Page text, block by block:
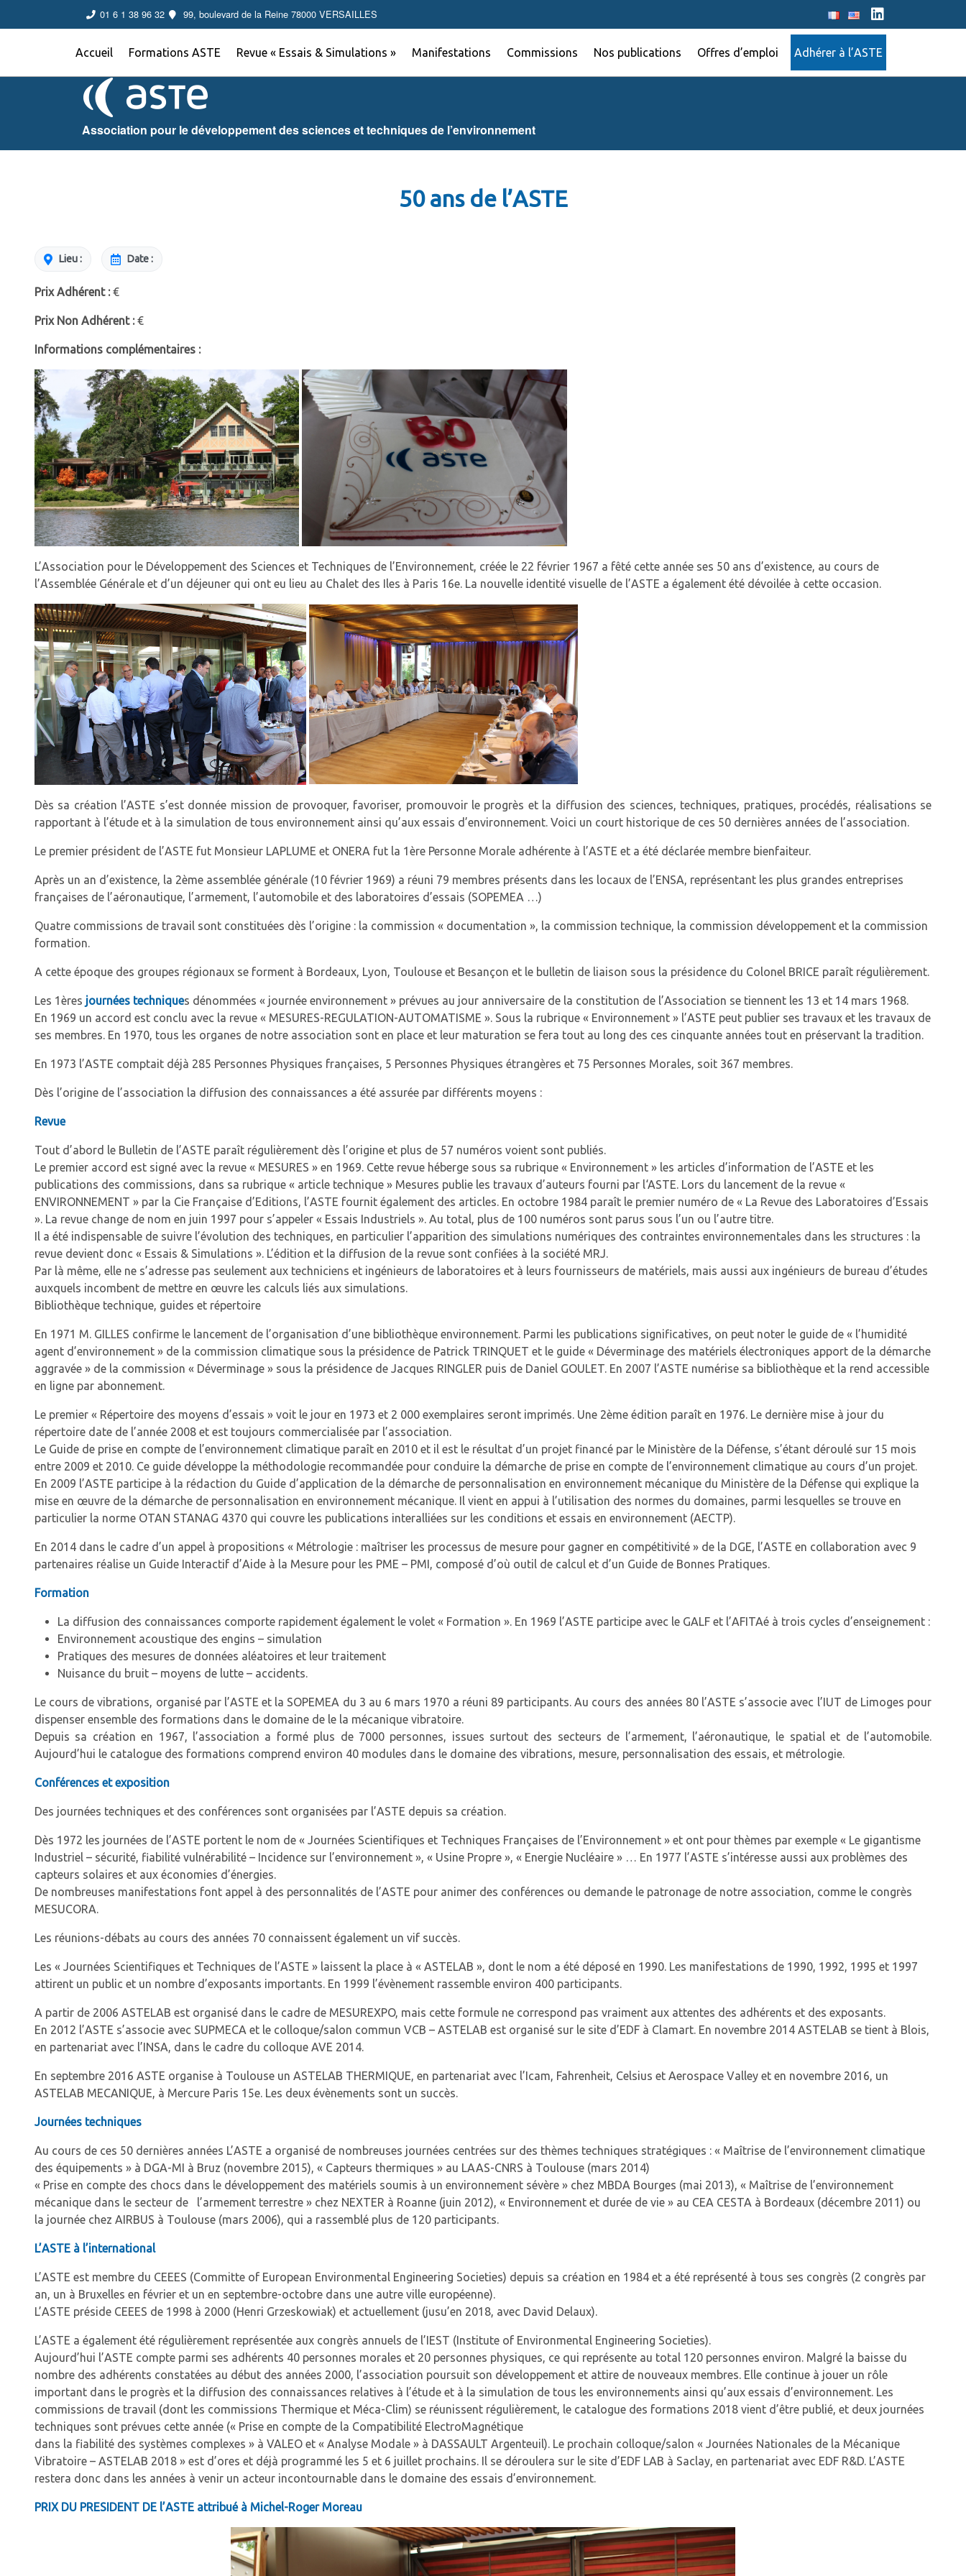
01 6 1 38 96 32 99, boulevard de la Reine 78000 VERSAILLES
Accueil Formations ASTE Revue « Essais & Simulations » Manifestations Commissions Nos publications Offres d’emploi Adhérer à l’ASTE
Association pour le développement des sciences et techniques de l’environnement
50 ans de l’ASTE
Lieu : Date :
Prix Adhérent :€
Prix Non Adhérent :€
Informations complémentaires :
L’Association pour le Développement des Sciences et Techniques de l’Environnement, créée le 22 février 1967 a fêté cette année ses 50 ans d’existence, au cours de
l’Assemblée Générale et d’un déjeuner qui ont eu lieu au Chalet des Iles à Paris 16e. La nouvelle identité visuelle de l’ASTE a également été dévoilée à cette occasion.
Dès sa création l’ASTE s’est donnée mission de provoquer, favoriser, promouvoir le progrès et la diffusion des sciences, techniques, pratiques, procédés, réalisations se
rapportant à l’étude et à la simulation de tous environnement ainsi qu’aux essais d’environnement. Voici un court historique de ces 50 dernières années de l’association.
Le premier président de l’ASTE fut Monsieur LAPLUME et ONERA fut la 1ère Personne Morale adhérente à l’ASTE et a été déclarée membre bienfaiteur.
Après un an d’existence, la 2ème assemblée générale (10 février 1969) a réuni 79 membres présents dans les locaux de l’ENSA, représentant les plus grandes entreprises
françaises de l’aéronautique, l’armement, l’automobile et des laboratoires d’essais (SOPEMEA …)
Quatre commissions de travail sont constituées dès l’origine : la commission « documentation », la commission technique, la commission développement et la commission
formation.
A cette époque des groupes régionaux se forment à Bordeaux, Lyon, Toulouse et Besançon et le bulletin de liaison sous la présidence du Colonel BRICE paraît régulièrement.
Les 1ères journées techniques dénommées « journée environnement » prévues au jour anniversaire de la constitution de l’Association se tiennent les 13 et 14 mars 1968.
En 1969 un accord est conclu avec la revue « MESURES-REGULATION-AUTOMATISME ». Sous la rubrique « Environnement » l’ASTE peut publier ses travaux et les travaux de
ses membres. En 1970, tous les organes de notre association sont en place et leur maturation se fera tout au long des ces cinquante années tout en préservant la tradition.
En 1973 l’ASTE comptait déjà 285 Personnes Physiques françaises, 5 Personnes Physiques étrangères et 75 Personnes Morales, soit 367 membres.
Dès l’origine de l’association la diffusion des connaissances a été assurée par différents moyens :
Revue
Tout d’abord le Bulletin de l’ASTE paraît régulièrement dès l’origine et plus de 57 numéros voient sont publiés.
Le premier accord est signé avec la revue « MESURES » en 1969. Cette revue héberge sous sa rubrique « Environnement » les articles d’information de l’ASTE et les
publications des commissions, dans sa rubrique « article technique » Mesures publie les travaux d’auteurs fourni par l‘ASTE. Lors du lancement de la revue «
ENVIRONNEMENT » par la Cie Française d’Editions, l’ASTE fournit également des articles. En octobre 1984 paraît le premier numéro de « La Revue des Laboratoires d’Essais
». La revue change de nom en juin 1997 pour s’appeler « Essais Industriels ». Au total, plus de 100 numéros sont parus sous l’un ou l’autre titre.
Il a été indispensable de suivre l’évolution des techniques, en particulier l’apparition des simulations numériques des contraintes environnementales dans les structures : la
revue devient donc « Essais & Simulations ». L’édition et la diffusion de la revue sont confiées à la société MRJ.
Par là même, elle ne s’adresse pas seulement aux techniciens et ingénieurs de laboratoires et à leurs fournisseurs de matériels, mais aussi aux ingénieurs de bureau d’études
auxquels incombent de mettre en œuvre les calculs liés aux simulations.
Bibliothèque technique, guides et répertoire
En 1971 M. GILLES confirme le lancement de l’organisation d’une bibliothèque environnement. Parmi les publications significatives, on peut noter le guide de « l’humidité
agent d’environnement » de la commission climatique sous la présidence de Patrick TRINQUET et le guide « Déverminage des matériels électroniques apport de la démarche
aggravée » de la commission « Déverminage » sous la présidence de Jacques RINGLER puis de Daniel GOULET. En 2007 l’ASTE numérise sa bibliothèque et la rend accessible
en ligne par abonnement.
Le premier « Répertoire des moyens d’essais » voit le jour en 1973 et 2 000 exemplaires seront imprimés. Une 2ème édition paraît en 1976. Le dernière mise à jour du
répertoire date de l’année 2008 et est toujours commercialisée par l’association.
Le Guide de prise en compte de l’environnement climatique paraît en 2010 et il est le résultat d’un projet financé par le Ministère de la Défense, s’étant déroulé sur 15 mois
entre 2009 et 2010. Ce guide développe la méthodologie recommandée pour conduire la démarche de prise en compte de l’environnement climatique au cours d’un projet.
En 2009 l’ASTE participe à la rédaction du Guide d’application de la démarche de personnalisation en environnement mécanique du Ministère de la Défense qui explique la
mise en œuvre de la démarche de personnalisation en environnement mécanique. Il vient en appui à l’utilisation des normes du domaines, parmi lesquelles se trouve en
particulier la norme OTAN STANAG 4370 qui couvre les publications interalliées sur les conditions et essais en environnement (AECTP).
En 2014 dans le cadre d’un appel à propositions « Métrologie : maîtriser les processus de mesure pour gagner en compétitivité » de la DGE, l’ASTE en collaboration avec 9
partenaires réalise un Guide Interactif d’Aide à la Mesure pour les PME – PMI, composé d’où outil de calcul et d’un Guide de Bonnes Pratiques.
Formation
La diffusion des connaissances comporte rapidement également le volet « Formation ». En 1969 l’ASTE participe avec le GALF et l’AFITAé à trois cycles d’enseignement :
Environnement acoustique des engins – simulation
Pratiques des mesures de données aléatoires et leur traitement
Nuisance du bruit – moyens de lutte – accidents.
Le cours de vibrations, organisé par l’ASTE et la SOPEMEA du 3 au 6 mars 1970 a réuni 89 participants. Au cours des années 80 l’ASTE s’associe avec l’IUT de Limoges pour
dispenser ensemble des formations dans le domaine de le la mécanique vibratoire.
Depuis sa création en 1967, l’association a formé plus de 7000 personnes, issues surtout des secteurs de l’armement, l’aéronautique, le spatial et de l’automobile.
Aujourd’hui le catalogue des formations comprend environ 40 modules dans le domaine des vibrations, mesure, personnalisation des essais, et métrologie.
Conférences et exposition
Des journées techniques et des conférences sont organisées par l’ASTE depuis sa création.
Dès 1972 les journées de l’ASTE portent le nom de « Journées Scientifiques et Techniques Françaises de l’Environnement » et ont pour thèmes par exemple « Le gigantisme
Industriel – sécurité, fiabilité vulnérabilité – Incidence sur l’environnement », « Usine Propre », « Energie Nucléaire » … En 1977 l’ASTE s’intéresse aussi aux problèmes des
capteurs solaires et aux économies d’énergies.
De nombreuses manifestations font appel à des personnalités de l’ASTE pour animer des conférences ou demande le patronage de notre association, comme le congrès
MESUCORA.
Les réunions-débats au cours des années 70 connaissent également un vif succès.
Les « Journées Scientifiques et Techniques de l’ASTE » laissent la place à « ASTELAB », dont le nom a été déposé en 1990. Les manifestations de 1990, 1992, 1995 et 1997
attirent un public et un nombre d’exposants importants. En 1999 l’évènement rassemble environ 400 participants.
A partir de 2006 ASTELAB est organisé dans le cadre de MESUREXPO, mais cette formule ne correspond pas vraiment aux attentes des adhérents et des exposants.
En 2012 l’ASTE s’associe avec SUPMECA et le colloque/salon commun VCB – ASTELAB est organisé sur le site d’EDF à Clamart. En novembre 2014 ASTELAB se tient à Blois,
en partenariat avec l’INSA, dans le cadre du colloque AVE 2014.
En septembre 2016 ASTE organise à Toulouse un ASTELAB THERMIQUE, en partenariat avec l’Icam, Fahrenheit, Celsius et Aerospace Valley et en novembre 2016, un
ASTELAB MECANIQUE, à Mercure Paris 15e. Les deux évènements sont un succès.
Journées techniques
Au cours de ces 50 dernières années L’ASTE a organisé de nombreuses journées centrées sur des thèmes techniques stratégiques : « Maîtrise de l’environnement climatique
des équipements » à DGA-MI à Bruz (novembre 2015), « Capteurs thermiques » au LAAS-CNRS à Toulouse (mars 2014)
« Prise en compte des chocs dans le développement des matériels soumis à un environnement sévère » chez MBDA Bourges (mai 2013), « Maîtrise de l’environnement
mécanique dans le secteur de l’armement terrestre » chez NEXTER à Roanne (juin 2012), « Environnement et durée de vie » au CEA CESTA à Bordeaux (décembre 2011) ou
la journée chez AIRBUS à Toulouse (mars 2006), qui a rassemblé plus de 120 participants.
L’ASTE à l’international
L’ASTE est membre du CEEES (Committe of European Environmental Engineering Societies) depuis sa création en 1984 et a été représenté à tous ses congrès (2 congrès par
an, un à Bruxelles en février et un en septembre-octobre dans une autre ville européenne).
L’ASTE préside CEEES de 1998 à 2000 (Henri Grzeskowiak) et actuellement (jusu’en 2018, avec David Delaux).
L’ASTE a également été régulièrement représentée aux congrès annuels de l’IEST (Institute of Environmental Engineering Societies).
Aujourd’hui l’ASTE compte parmi ses adhérents 40 personnes morales et 20 personnes physiques, ce qui représente au total 120 personnes environ. Malgré la baisse du
nombre des adhérents constatées au début des années 2000, l’association poursuit son développement et attire de nouveaux membres. Elle continue à jouer un rôle
important dans le progrès et la diffusion des connaissances relatives à l’étude et à la simulation de tous les environnements ainsi qu’aux essais d’environnement. Les
commissions de travail (dont les commissions Thermique et Méca-Clim) se réunissent régulièrement, le catalogue des formations 2018 vient d’être publié, et deux journées
techniques sont prévues cette année (« Prise en compte de la Compatibilité ElectroMagnétique
dans la fiabilité des systèmes complexes » à VALEO et « Analyse Modale » à DASSAULT Argenteuil). Le prochain colloque/salon « Journées Nationales de la Mécanique
Vibratoire – ASTELAB 2018 » est d’ores et déjà programmé les 5 et 6 juillet prochains. Il se déroulera sur le site d’EDF LAB à Saclay, en partenariat avec EDF R&D. L’ASTE
restera donc dans les années à venir un acteur incontournable dans le domaine des essais d’environnement.
PRIX DU PRESIDENT DE l’ASTE attribué à Michel-Roger Moreau